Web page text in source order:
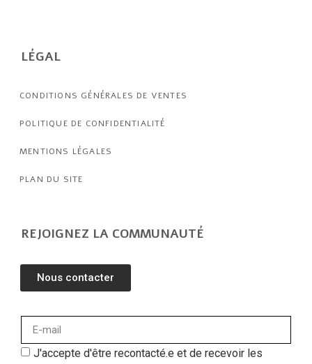
LÉGAL
CONDITIONS GÉNÉRALES DE VENTES
POLITIQUE DE CONFIDENTIALITÉ
MENTIONS LÉGALES
PLAN DU SITE
REJOIGNEZ LA COMMUNAUTÉ
Nous contacter
J'accepte d'être recontacté.e et de recevoir les